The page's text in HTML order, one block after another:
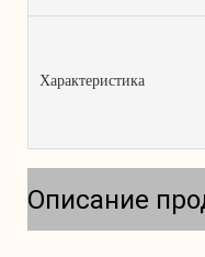
Характеристика
Описание